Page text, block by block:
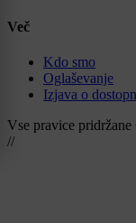
Več
Kdo smo
Oglaševanje
Izjava o
Vse pravice
//